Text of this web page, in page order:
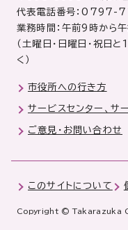
代表電話番号：0797-
業務時間：午前9時から
（土曜日・日曜日・祝
く）
市役所への行き方
サービスセンター、サ
ご意見・お問い合わせ
このサイトについて
Copyright © Takarazuka